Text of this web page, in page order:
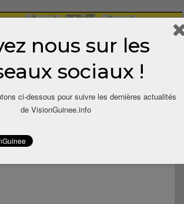
nous sur les
sociaux !
ci-dessous pour suivre les dernières actualités
de VisionGuinee.info